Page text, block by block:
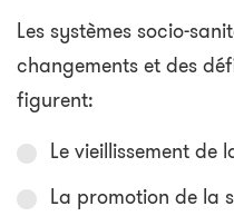
Les systèmes socio-
changements et des
figurent:
Le vieillissement de
La promotion de la